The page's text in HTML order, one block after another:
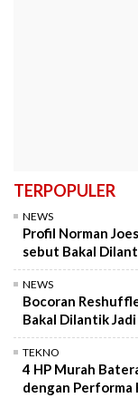
TERPOPULER
NEWS
Profil Norman
sebut Bakal
NEWS
Bocoran
Bakal Dilantik
TEKNO
4 HP Murah
dengan Performa